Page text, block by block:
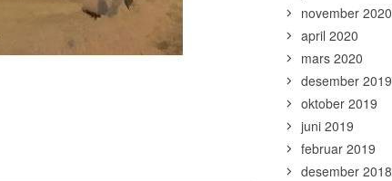
november 2020
april 2020
mars 2020
desember 2019
oktober 2019
juni 2019
februar 2019
desember 2018